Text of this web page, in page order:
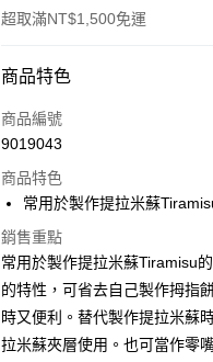
超取滿NT$1,500免運
付款方式
信用卡一次付款
Apple Pay
悠遊付
全盈+PAY
商品特色
商品編號
9019043
商品特色
常用於製作提拉米蘇
銷售重點
常用於製作提拉米蘇Tiramisu
的特性，可省去自己製作拇指
時又便利。替代製作提拉米蘇
拉米蘇夾層使用。也可當作零